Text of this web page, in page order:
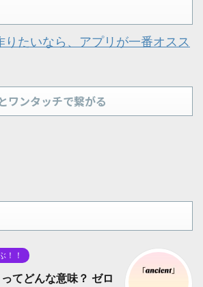
りたいなら、アプリが一番オスス
ワンタッチで繋がる
！！
てどんな意味？ ゼロ